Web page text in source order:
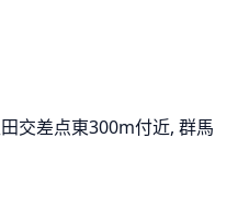
交差点東300m付近, 群馬